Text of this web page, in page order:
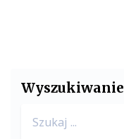
Wyszukiwanie
for: